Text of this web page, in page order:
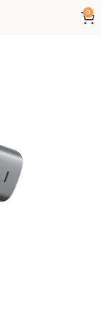
0